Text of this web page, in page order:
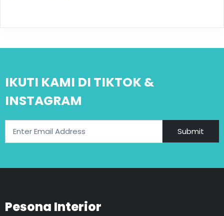
IKUTI KAMI DI TIKTOK &
INSTAGRAM
Submit
Pesona Interior